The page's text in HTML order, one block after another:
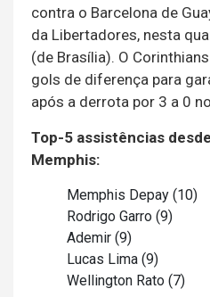
contra o Barcelona de
da Libertadores, nesta
(de Brasília). O
gols de diferença para
após a derrota por 3 a 0
Top-5 assistências
Memphis:
Memphis Depay (10)
Rodrigo Garro (9)
Ademir (9)
Lucas Lima (9)
Wellington Rato (7)